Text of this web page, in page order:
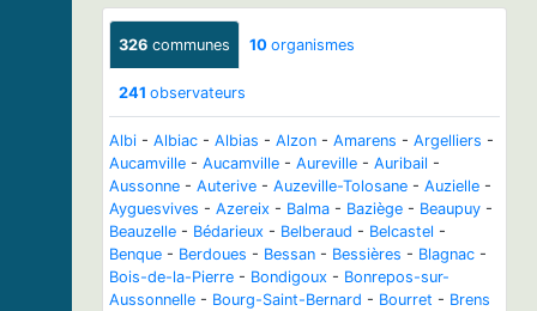
326 communes 10 organismes
241 observateurs
Albi - Albiac - Albias - Alzon - Amarens - Argelliers -
Aucamville - Aucamville - Aureville - Auribail -
Aussonne - Auterive - Auzeville-Tolosane - Auzielle -
Ayguesvives - Azereix - Balma - Baziège - Beaupuy -
Beauzelle - Bédarieux - Belberaud - Belcastel -
Benque - Berdoues - Bessan - Bessières - Blagnac -
Bois-de-la-Pierre - Bondigoux - Bonrepos-sur-
Aussonnelle - Bourg-Saint-Bernard - Bourret - Brens